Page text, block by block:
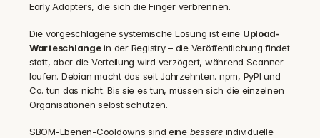
Early Adopters, die sich die Finger verbrennen.
Die vorgeschlagene systemische Lösung ist eine Upload-
Warteschlange in der Registry – die Veröffentlichung findet
statt, aber die Verteilung wird verzögert, während Scanner
laufen. Debian macht das seit Jahrzehnten. npm, PyPI und
Co. tun das nicht. Bis sie es tun, müssen sich die einzelnen
Organisationen selbst schützen.
SBOM-Ebenen-Cooldowns sind eine bessere individuelle